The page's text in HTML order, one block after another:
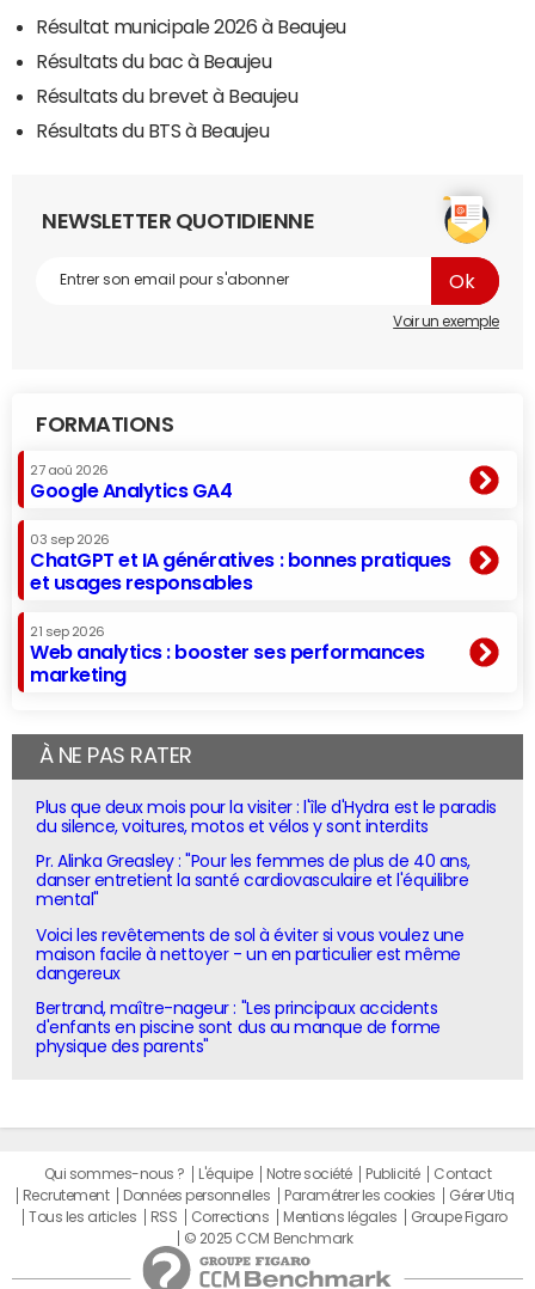
Résultat municipale 2026 à Beaujeu
Résultats du bac à Beaujeu
Résultats du brevet à Beaujeu
Résultats du BTS à Beaujeu
NEWSLETTER QUOTIDIENNE
Voir un exemple
FORMATIONS
27 aoû 2026
Google Analytics GA4
03 sep 2026
ChatGPT et IA génératives : bonnes pratiques
et usages responsables
21 sep 2026
Web analytics : booster ses performances
marketing
À NE PAS RATER
Plus que deux mois pour la visiter : l'île d'Hydra est le paradis
du silence, voitures, motos et vélos y sont interdits
Pr. Alinka Greasley : "Pour les femmes de plus de 40 ans,
danser entretient la santé cardiovasculaire et l'équilibre
mental"
Voici les revêtements de sol à éviter si vous voulez une
maison facile à nettoyer - un en particulier est même
dangereux
Bertrand, maître-nageur : "Les principaux accidents
d'enfants en piscine sont dus au manque de forme
physique des parents"
Qui sommes-nous ? L'équipe Notre société Publicité
Contact
Recrutement
Données personnelles Paramétrer les cookies
Gérer Utiq
Tous les articles
RSS Corrections Mentions légales
Groupe Figaro
© 2025 CCM Benchmark